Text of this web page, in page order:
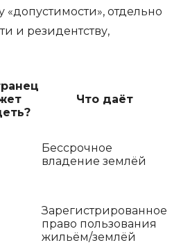
«допустимости», отдельно
и резидентству,
Что даёт
Бессрочное
владение землёй
Зарегистрированное
право пользования
жильём/землёй